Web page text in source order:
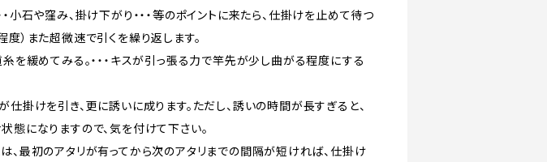
小石や窪み、掛け下がり・・・等のポイントに来たら、仕掛けを止めて待つ
度）また超微速で引くを繰り返します。
を緩めてみる。・・・キスが引っ張る力で竿先が少し曲がる程度にする
掛けを引き、更に誘いに成ります。ただし、誘いの時間が長すぎると、
態になりますので、気を付けて下さい。
、最初のアタリが有ってから次のアタリまでの間隔が短ければ、仕掛け